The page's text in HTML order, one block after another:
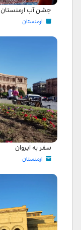
جشن آب ارمنستان
ارمنستان
سفر به ایروان
ارمنستان